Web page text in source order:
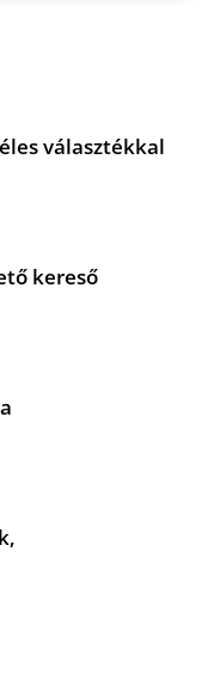
választékkal
kereső